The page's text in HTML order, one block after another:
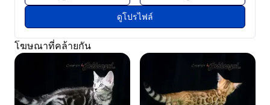
ดูโปรไฟล์
โฆษณาที่คล้ายกัน